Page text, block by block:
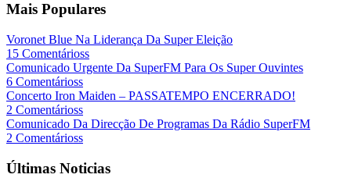
Mais Populares
Voronet Blue Na Liderança Da Super Eleição
15 Comentárioss
Comunicado Urgente Da SuperFM Para Os Super Ouvintes
6 Comentárioss
Concerto Iron Maiden – PASSATEMPO ENCERRADO!
2 Comentárioss
Comunicado Da Direcção De Programas Da Rádio SuperFM
2 Comentárioss
Últimas Noticias